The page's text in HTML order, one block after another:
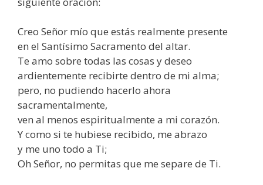
Creo Señor mío que estás realmente presente
en el Santísimo Sacramento del altar.
Te amo sobre todas las cosas y deseo
ardientemente recibirte dentro de mi alma;
pero, no pudiendo hacerlo ahora
sacramentalmente,
ven al menos espiritualmente a mi corazón.
Y como si te hubiese recibido, me abrazo
y me uno todo a Ti;
Oh Señor, no permitas que me separe de Ti.